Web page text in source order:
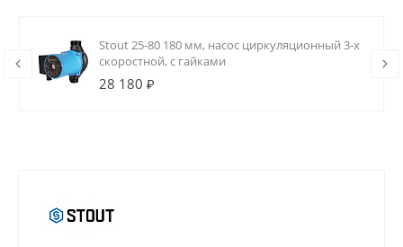
Stout 25-80 180 мм, насос циркуляционный 3-х
скоростной, с гайками
28 180 ₽